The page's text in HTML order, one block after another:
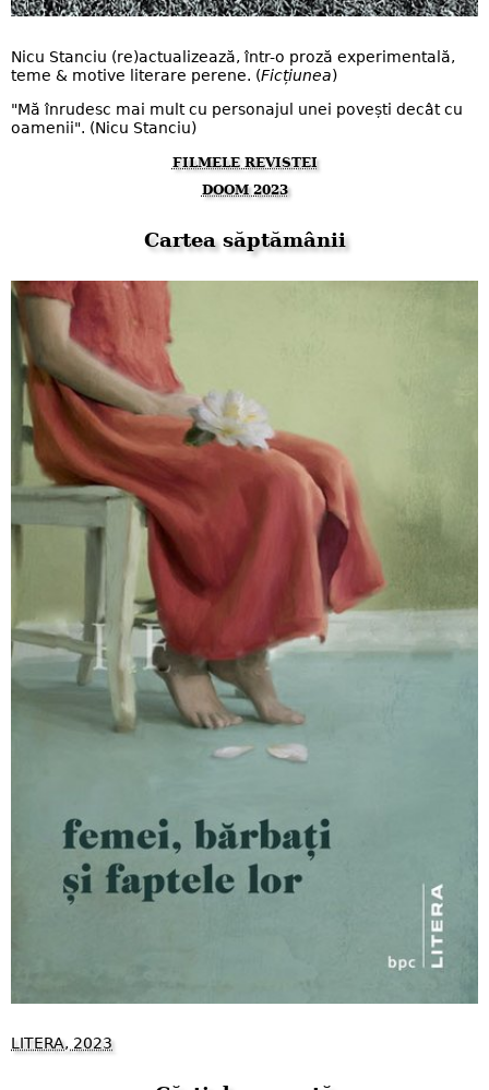
Nicu Stanciu (re)actualizează, într-o proză experimentală,
teme & motive literare perene. (Ficțiunea)
"Mă înrudesc mai mult cu personajul unei povești decât cu
oamenii". (Nicu Stanciu)
FILMELE REVISTEI
DOOM 2023
Cartea săptămânii
LITERA, 2023